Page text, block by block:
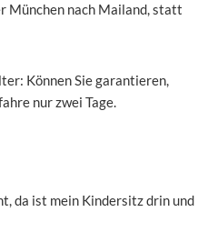
München nach Mailand, statt
Können Sie garantieren,
nur zwei Tage.
da ist mein Kindersitz drin und